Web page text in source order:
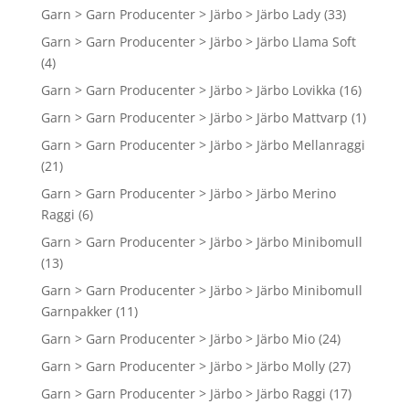
Garn > Garn Producenter > Järbo > Järbo Lady (33)
Garn > Garn Producenter > Järbo > Järbo Llama Soft
(4)
Garn > Garn Producenter > Järbo > Järbo Lovikka (16)
Garn > Garn Producenter > Järbo > Järbo Mattvarp (1)
Garn > Garn Producenter > Järbo > Järbo Mellanraggi
(21)
Garn > Garn Producenter > Järbo > Järbo Merino
Raggi (6)
Garn > Garn Producenter > Järbo > Järbo Minibomull
(13)
Garn > Garn Producenter > Järbo > Järbo Minibomull
Garnpakker (11)
Garn > Garn Producenter > Järbo > Järbo Mio (24)
Garn > Garn Producenter > Järbo > Järbo Molly (27)
Garn > Garn Producenter > Järbo > Järbo Raggi (17)